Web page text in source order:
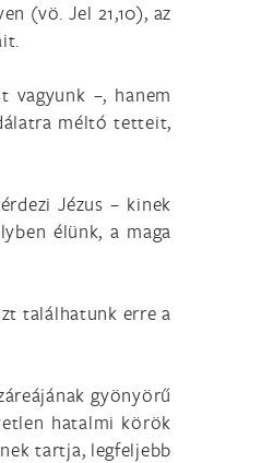
(vö. Jel 21,10), az
vagyunk –, hanem
méltó tetteit,
Jézus – kinek
élünk, a maga
találhatunk erre a
gyönyörű
hatalmi körök
tartja, legfeljebb